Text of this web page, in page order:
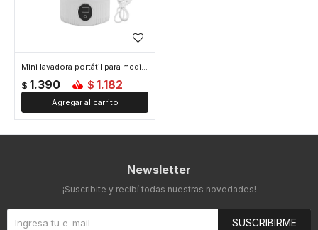
Mini lavadora portátil para medias y ropa interior - Blanco
$ 1.390 $ 1.182
Newsletter
¡Suscribite y recibí todas nuestras novedades!
SUSCRIBIRME